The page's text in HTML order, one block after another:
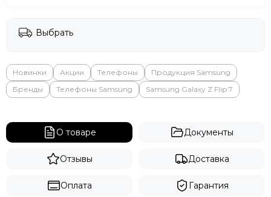
ZTE
Выбрать
Новинки Акции Телефоны
Продукция Samsung
Бренды
Телефоны Samsung Samsung Galaxy Z Flip 7
О товаре Документы
Отзывы Доставка
Оплата Гарантия